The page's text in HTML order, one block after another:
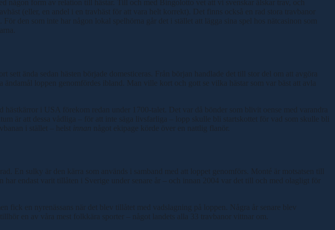
någon form av relation till hästar. Till och med Bingolotto vet att vi svenskar älskar trav, och
(eller, en andel i en travhäst för att vara helt korrekt). Det finns också en rad stora travbanor
den som inte har någon lokal spelhörna går det i stället att lägga sina spel hos nätcasinon som
ända sedan hästen började domesticeras. Från början handlade det till stor del om att avgöra
loppen genomfördes ibland. Man ville kort och gott se vilka hästar som var bäst att avla
hästkärror i USA förekom redan under 1700-talet. Det var då bönder som blivit oense med varandra
är att dessa vådliga – för att inte säga livsfarliga – lopp skulle bli startskottet för vad som skulle bli
i stället – helst innan något ekipage körde över en nattlig flanör.
En sulky är den kärra som används i samband med att loppet genomförs. Monté är motsatsen till
endast varit tillåten i Sverige under senare år – och innan 2004 var det till och med olagligt för
fick en nyrenässans när det blev tillåtet med vadslagning på loppen. Några år senare blev
en av våra mest folkkära sporter – något landets alla 33 travbanor vittnar om.